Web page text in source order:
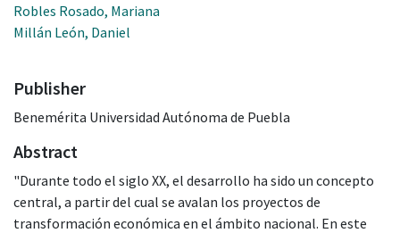
Robles Rosado, Mariana
Millán León, Daniel
Publisher
Benemérita Universidad Autónoma de Puebla
Abstract
"Durante todo el siglo XX, el desarrollo ha sido un concepto
central, a partir del cual se avalan los proyectos de
transformación económica en el ámbito nacional. En este